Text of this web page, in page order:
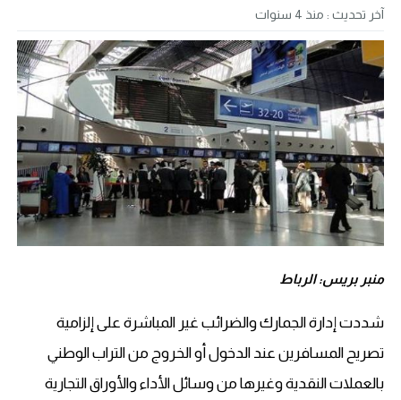
آخر تحديث : منذ 4 سنوات
منبر بريس: الرباط
شددت إدارة الجمارك والضرائب غير المباشرة على إلزامية
تصريح المسافرين عند الدخول أو الخروج من التراب الوطني
بالعملات النقدية وغيرها من وسائل الأداء والأوراق التجارية